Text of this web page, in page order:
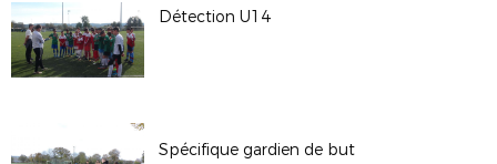
Détection U14
Spécifique gardien de but